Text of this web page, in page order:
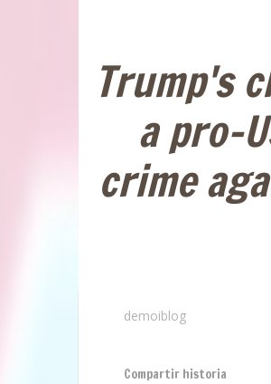
Trump's
a pro-
crime
demoiblog
Compartir historia